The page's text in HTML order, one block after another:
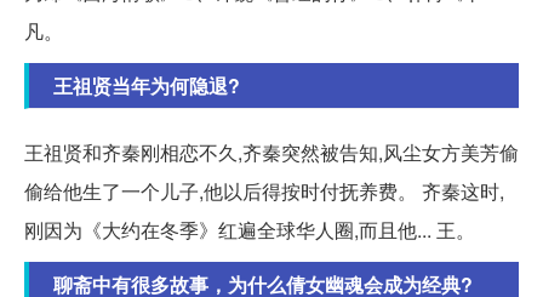
凡。
王祖贤当年为何隐退?
王祖贤和齐秦刚相恋不久,齐秦突然被告知,风尘女方美芳偷
偷给他生了一个儿子,他以后得按时付抚养费。 齐秦这时,
刚因为《大约在冬季》红遍全球华人圈,而且他... 王。
聊斋中有很多故事，为什么倩女幽魂会成为经典?